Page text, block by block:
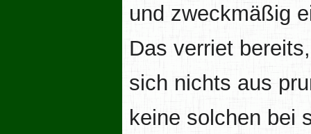
und zweckmäßig
Das verriet
sich nichts aus
keine solchen bei